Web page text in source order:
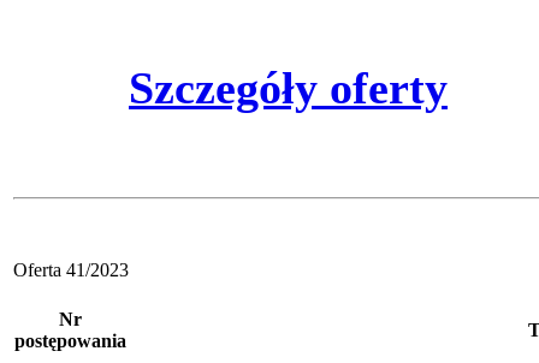
Szczegóły oferty
Oferta 41/2023
Nr
postępowania